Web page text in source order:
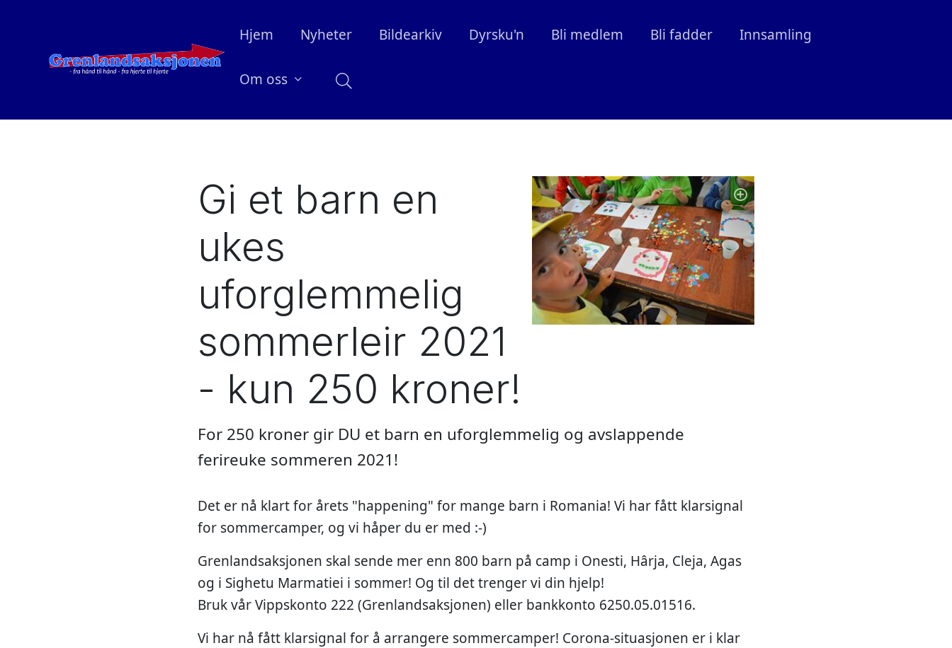
Hjem Nyheter Bildearkiv Dyrsku'n Bli medlem Bli fadder Innsamling
Om oss
Gi et barn en
ukes
uforglemmelig
sommerleir 2021
- kun 250 kroner!
For 250 kroner gir DU et barn en uforglemmelig og avslappende
ferireuke sommeren 2021!
Det er nå klart for årets "happening" for mange barn i Romania! Vi har fått klarsignal
for sommercamper, og vi håper du er med :-)
Grenlandsaksjonen skal sende mer enn 800 barn på camp i Onesti, Hârja, Cleja, Agas
og i Sighetu Marmatiei i sommer! Og til det trenger vi din hjelp!
Bruk vår Vippskonto 222 (Grenlandsaksjonen) eller bankkonto 6250.05.01516.
Vi har nå fått klarsignal for å arrangere sommercamper! Corona-situasjonen er i klar